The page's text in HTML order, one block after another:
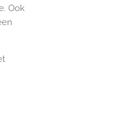
Ook